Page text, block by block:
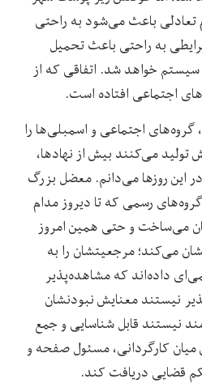
باعث می‌شود به راحتی
به راحتی باعث تحمیل
خواهد شد. اتفاقی که از
اجتماعی و اسمبلی‌ها را
تولید می‌کنند بیش از نهادها،
این روزها می‌دانم. معضل بزرگ
رسمی که تا دیروز مدام
می‌ساخت و حتی همین امروز
می‌کند؛ مرجعیتشان را به
داده‌اند که مشاهده‌پذیر
نیستند معنایش نبودنشان
نیستند قابل شناسایی و جمع
کارگردانی، مسئول صفحه و
قضایی دریافت کند.